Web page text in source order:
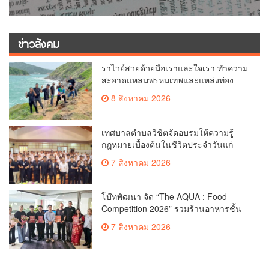
ข่าวสังคม
ราไวย์สวยด้วยมือเราและใจเรา ทำความ
สะอาดแหลมพรหมเทพและแหล่งท่อง
8 สิงหาคม 2026
เทศบาลตำบลวิชิตจัดอบรมให้ความรู้
กฎหมายเบื้องต้นในชีวิตประจำวันแก่
7 สิงหาคม 2026
โบ๊ทพัฒนา จัด “The AQUA : Food
Competition 2026” รวมร้านอาหารชั้น
นำของ The Shopps at The AQUA ชู
ศักยภาพ Food Destination ย่านเชิงทะเล
7 สิงหาคม 2026